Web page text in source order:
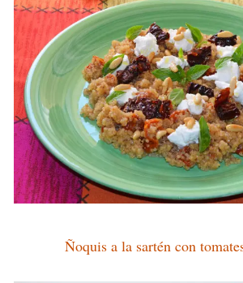
Ñoquis a la sartén con